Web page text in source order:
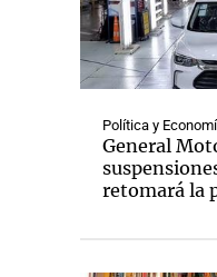
Política y
General
retomará la